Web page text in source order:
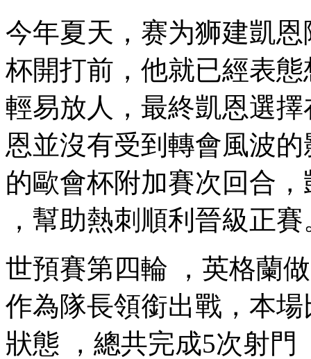
今年夏天 ，赛为狮建凱
杯開打前，他就已經表
輕易放人，最終凱恩選擇
恩並沒有受到轉會風波的影
的歐會杯附加賽次回合
，幫助熱刺順利晉級正賽
世預賽第四輪 ，英格蘭
作為隊長領銜出戰 ，
狀態 ，總共完成5次射